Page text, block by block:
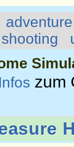
adventure
shooting
zum